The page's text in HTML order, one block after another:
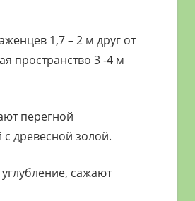
1,7 – 2 м друг от
пространство 3 -4 м
перегной
древесной золой.
сажают